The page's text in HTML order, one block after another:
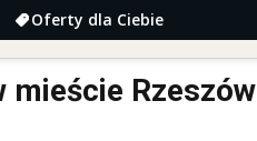
Oferty dla Ciebie
mieście Rzeszów